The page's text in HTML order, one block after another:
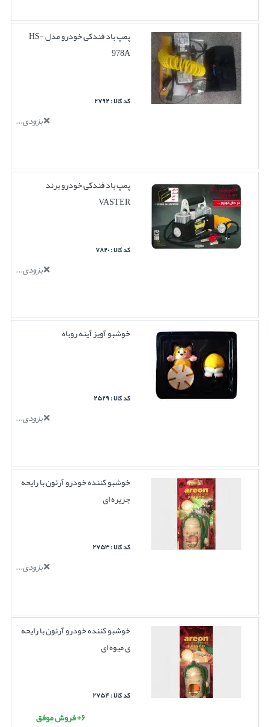
پمپ باد فندکی خودرو مدل HS-
978A
کد کالا : ۲۷۹۲
بزودی...
پمپ باد فندکی خودرو برند
VASTER
کد کالا : ۷۸۲۰
بزودی...
خوشبو آویز آینه روباه
کد کالا : ۲۵۲۹
بزودی...
خوشبو کننده خودرو آرئون با رایحه
جزیره ای
کد کالا : ۲۷۵۳
بزودی...
خوشبو کننده خودرو آرئون با رایحه
ی میوه ای
کد کالا : ۲۷۵۴
۶+ فروش موفق